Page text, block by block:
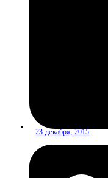
23 декабря, 2015